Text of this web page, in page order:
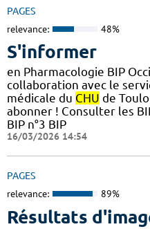
PAGES
relevance: 48%
S'informer
en Pharmacologie BIP
collaboration avec le
médicale du CHU de
abonner ! Consulter les
BIP n°3 BIP
16/03/2026 14:54
PAGES
relevance: 89%
Résultats